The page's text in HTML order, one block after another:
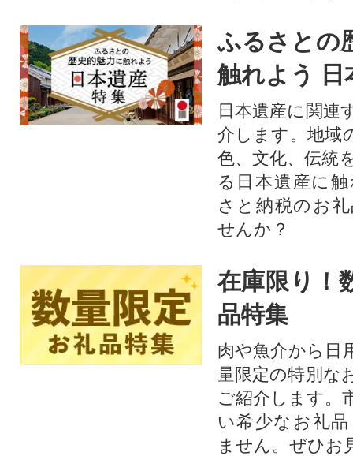
ふるさとの
触れよう 日
日本遺産に関連
介します。地域
色、文化、伝統
る日本遺産に
さと納税のお
せんか？​​​
在庫限り！
品特集
肉や魚介から日
量限定の特別な
ご紹介します。
い希少なお礼
ません。ぜひお